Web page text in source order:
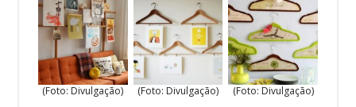
(Foto: Divulgação) (Foto: Divulgação) (Foto: Divulgação)